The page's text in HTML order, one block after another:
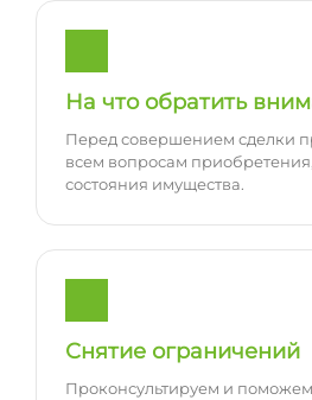
На что обратить
Перед совершением сделки
всем вопросам
состояния имущества.
Снятие ограничений
Проконсультируем и